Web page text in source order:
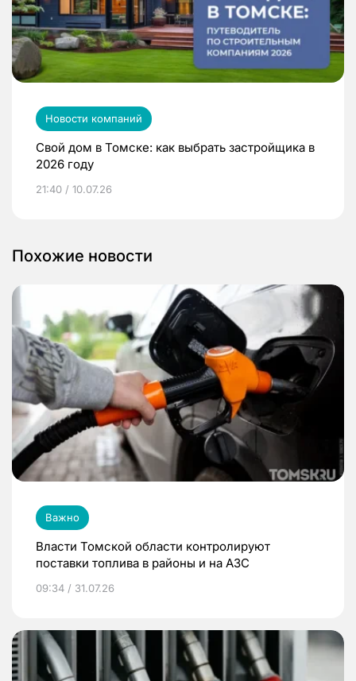
Новости компаний
Свой дом в Томске: как выбрать застройщика в
2026 году
21:40 / 10.07.26
Похожие новости
Важно
Власти Томской области контролируют
поставки топлива в районы и на АЗС
09:34 / 31.07.26